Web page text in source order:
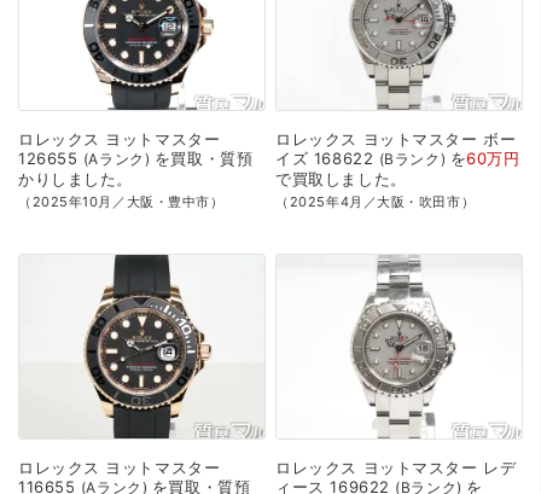
ロレックス ヨットマスター
126655
Aランク を買取・質預
かり しました。
（2025年10月／大阪・豊中市）
ロレックス ヨットマスター ボー
イズ 168622 Bランク を60万円
で買取 しました。
（2025年4月／大阪・吹田市）
ロレックス ヨットマスター
116655
Aランク を買取・質預
ロレックス ヨットマスター レデ
ィース 169622 Bランク を